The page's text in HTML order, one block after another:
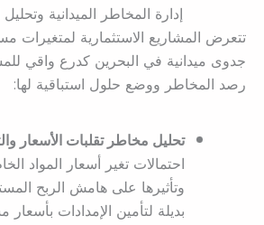
إدارة المخاطر الميدانية
تتعرض المشاريع الاستثمارية لمتغيرات
جدوى ميدانية في البحرين كدرع واقي
رصد المخاطر ووضع حلول استباقية لها:
تحليل مخاطر تقلبات الأسعار
احتمالات تغير أسعار المواد
وتأثيرها على هامش الربح
بديلة لتأمين الإمدادات بأسعار